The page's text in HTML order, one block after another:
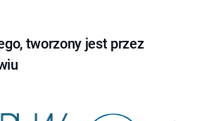
tworzony jest przez